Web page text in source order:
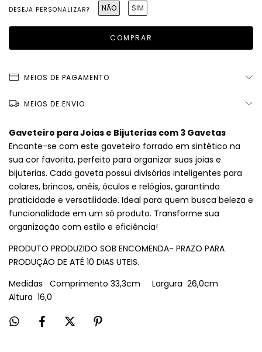
DESEJA PERSONALIZAR? NÃO SIM
MEIOS DE PAGAMENTO
MEIOS DE ENVIO
Gaveteiro para Joias e Bijuterias com 3 Gavetas
Encante-se com este gaveteiro forrado em sintético na
sua cor favorita, perfeito para organizar suas joias e
bijuterias. Cada gaveta possui divisórias inteligentes para
colares, brincos, anéis, óculos e relógios, garantindo
praticidade e versatilidade. Ideal para quem busca beleza e
funcionalidade em um só produto. Transforme sua
organização com estilo e eficiência!
PRODUTO PRODUZIDO SOB ENCOMENDA- PRAZO PARA
PRODUÇÃO DE ATÉ 10 DIAS UTEIS.
Medidas Comprimento 33,3cm Largura 26,0cm
Altura 16,0